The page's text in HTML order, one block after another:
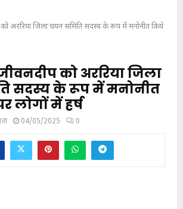
को अररिया जिला चयन समिति सदस्य के रूप में मनोनीत किये
को अररिया जिला
सदस्य के रूप में मनोनीत
लोगों में हर्ष
04/05/2025 0